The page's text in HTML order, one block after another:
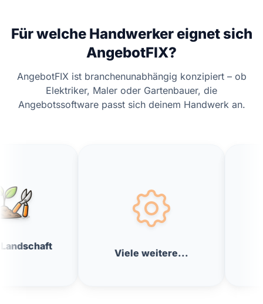
Für welche Handwerker eignet sich
AngebotFIX?
AngebotFIX ist branchenunabhängig konzipiert – ob
Elektriker, Maler oder Gartenbauer, die
Angebotssoftware passt sich deinem Handwerk an.
Viele weitere...